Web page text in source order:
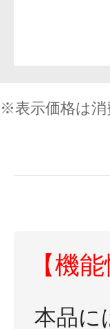
※表示価格は消
【機
本品に